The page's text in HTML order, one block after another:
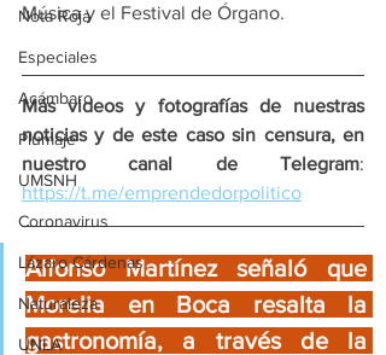
Nota Roja
Especiales
Acámbaro
Plumaje
UMSNH
Coronavirus
Lázaro Cárdenas
Naturaleza
UNLA
Música y el Festival de Órgano.
Más videos y fotografías de nuestras
noticias y de este caso sin censura, en
nuestro canal de Telegram
https://t.me/emprendedorpolitico
Alfonso Martínez señaló que
Morelia en Boca resalta la
gastronomía, a través de la